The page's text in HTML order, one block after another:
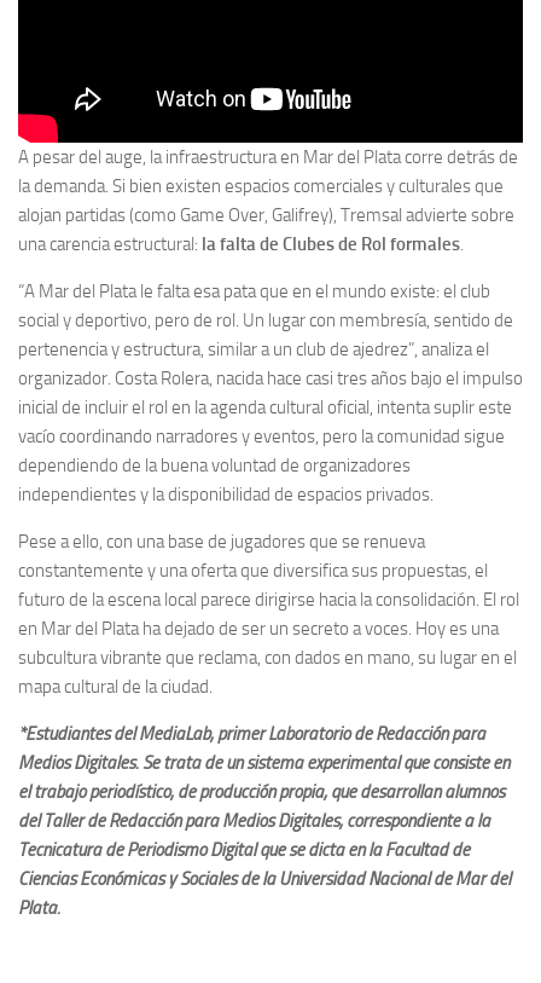
A pesar del auge, la infraestructura en Mar del Plata corre detrás de
la demanda. Si bien existen espacios comerciales y culturales que
alojan partidas (como Game Over, Galifrey), Tremsal advierte sobre
una carencia estructural: la falta de Clubes de Rol formales.
“A Mar del Plata le falta esa pata que en el mundo existe: el club
social y deportivo, pero de rol. Un lugar con membresía, sentido de
pertenencia y estructura, similar a un club de ajedrez”, analiza el
organizador. Costa Rolera, nacida hace casi tres años bajo el impulso
inicial de incluir el rol en la agenda cultural oficial, intenta suplir este
vacío coordinando narradores y eventos, pero la comunidad sigue
dependiendo de la buena voluntad de organizadores
independientes y la disponibilidad de espacios privados.
Pese a ello, con una base de jugadores que se renueva
constantemente y una oferta que diversifica sus propuestas, el
futuro de la escena local parece dirigirse hacia la consolidación. El rol
en Mar del Plata ha dejado de ser un secreto a voces. Hoy es una
subcultura vibrante que reclama, con dados en mano, su lugar en el
mapa cultural de la ciudad.
*Estudiantes del MediaLab, primer Laboratorio de Redacción para
Medios Digitales. Se trata de un sistema experimental que consiste en
el trabajo periodístico, de producción propia, que desarrollan alumnos
del Taller de Redacción para Medios Digitales, correspondiente a la
Tecnicatura de Periodismo Digital que se dicta en la Facultad de
Ciencias Económicas y Sociales de la Universidad Nacional de Mar del
Plata.